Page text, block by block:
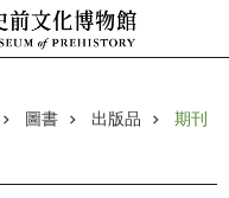
圖書 出版品 期刊